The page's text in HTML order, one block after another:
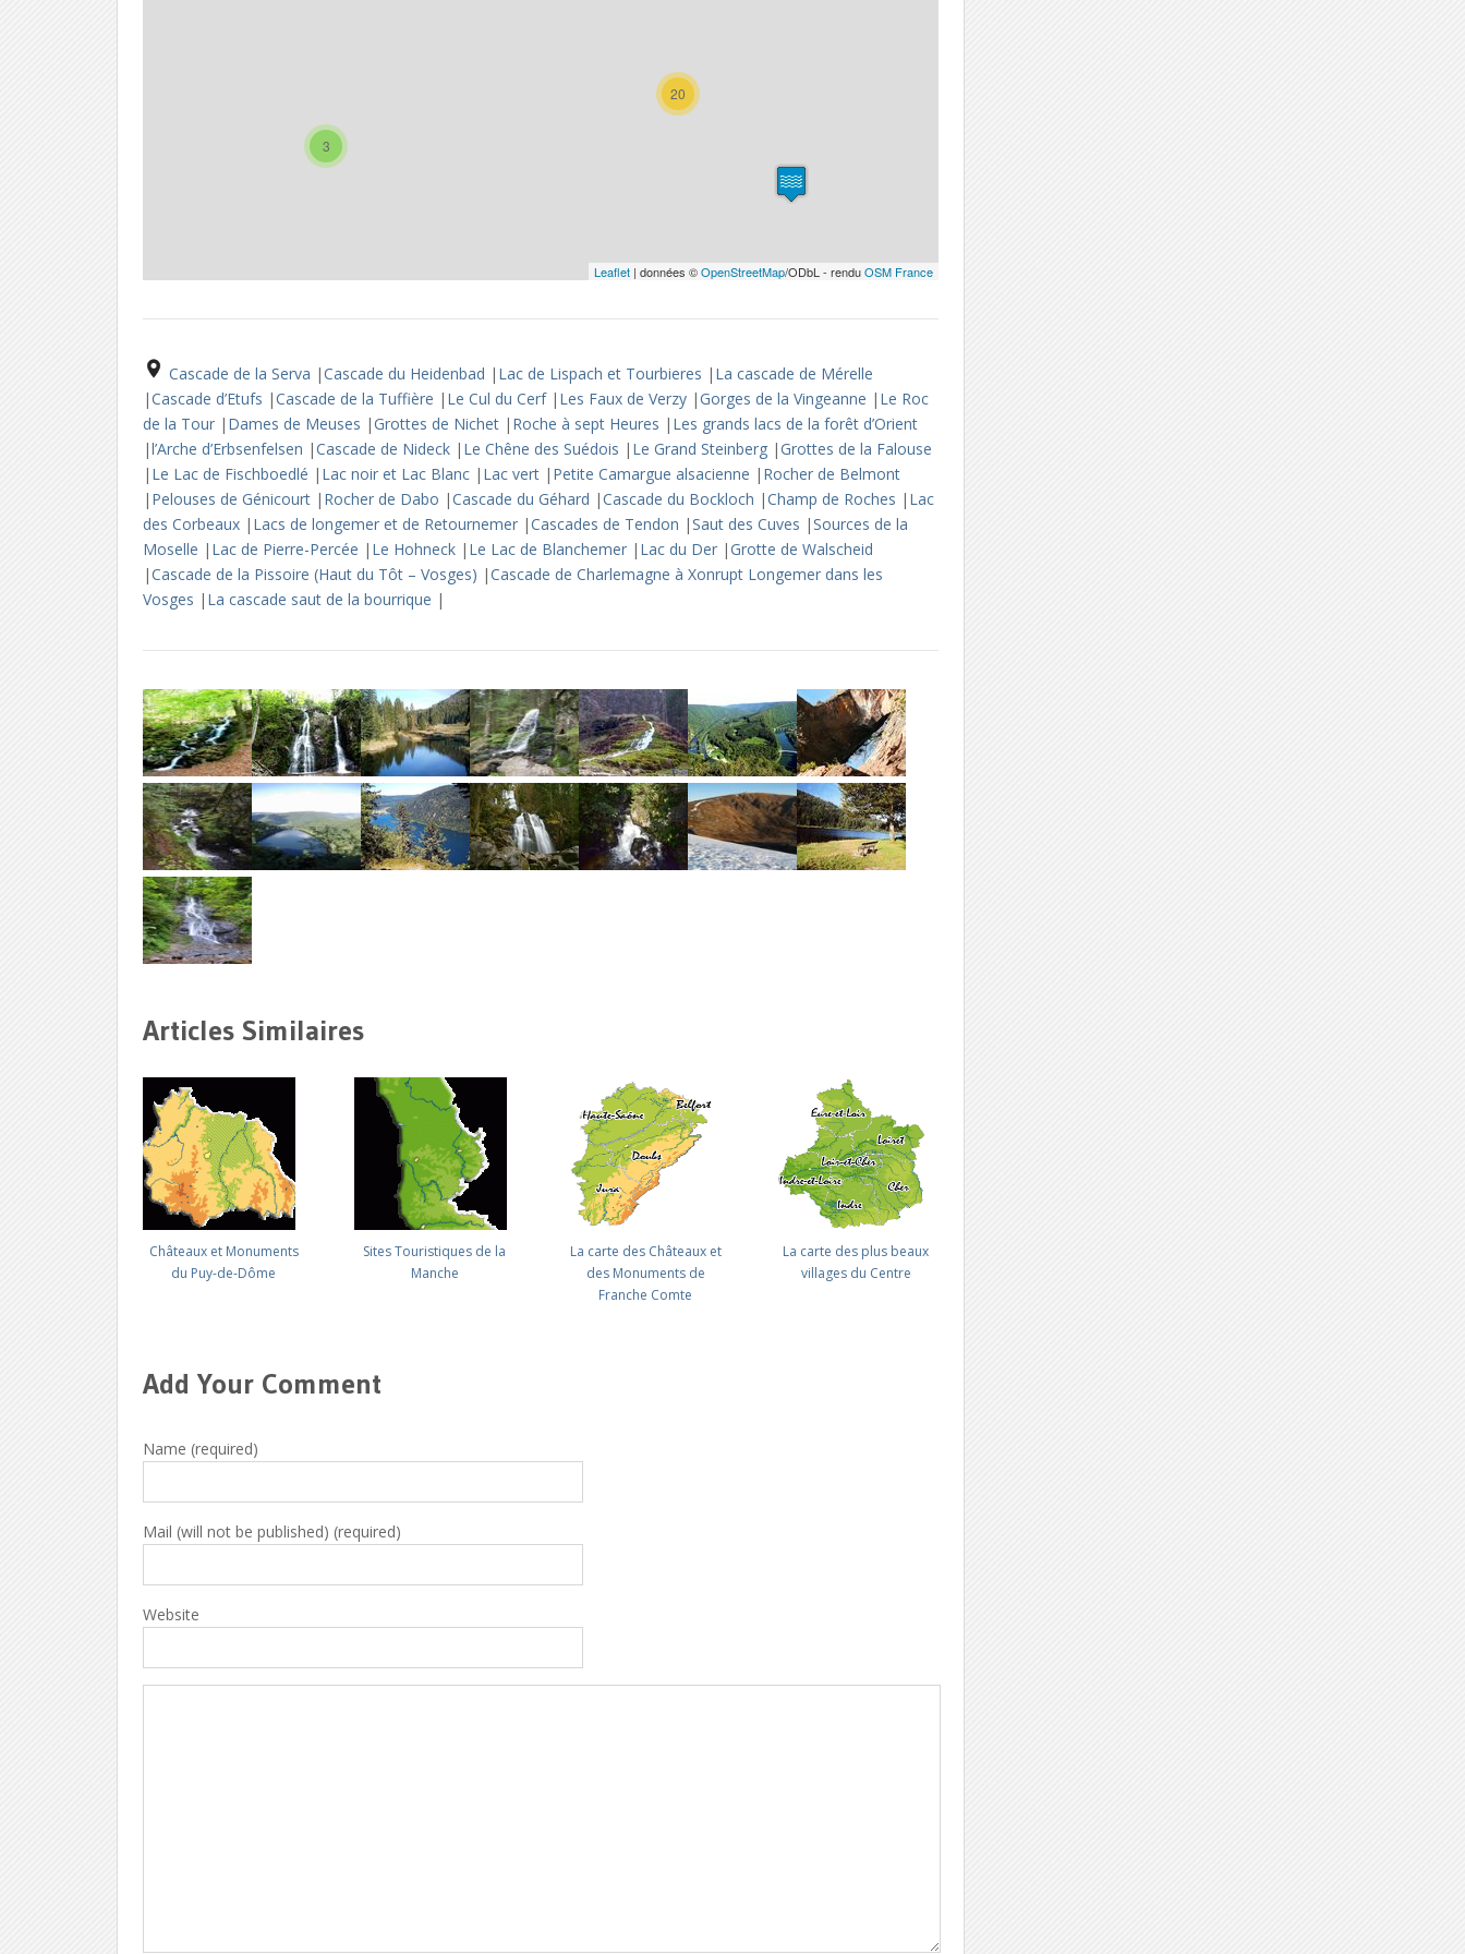
3
20
Leaflet | données ©OpenStreetMap/ODbL - renduOSM France
Cascade de la Serva |Cascade du Heidenbad | Lac de Lispach et Tourbieres | La cascade de Mérelle
|Cascade d’Etufs |Cascade de la Tuffière | Le Cul du Cerf | Les Faux de Verzy |Gorges de la Vingeanne | Le Roc
de la Tour | Dames de Meuses |Grottes de Nichet | Roche à sept Heures | Les grands lacs de la forêt d’Orient
|l’Arche d’Erbsenfelsen |Cascade de Nideck | Le Chêne des Suédois | Le Grand Steinberg |Grottes de la Falouse
| Le Lac de Fischboedlé | Lac noir et Lac Blanc | Lac vert | Petite Camargue alsacienne | Rocher de Belmont
| Pelouses de Génicourt | Rocher de Dabo |Cascade du Géhard |Cascade du Bockloch |Champ de Roches | Lac
des Corbeaux | Lacs de longemer et de Retournemer |Cascades de Tendon |Saut des Cuves |Sources de la
Moselle | Lac de Pierre-Percée | Le Hohneck | Le Lac de Blanchemer | Lac du Der |Grotte de Walscheid
|Cascade de la Pissoire (Haut du Tôt – Vosges) |Cascade de Charlemagne à Xonrupt Longemer dans les
Vosges | La cascade saut de la bourrique |
Articles Similaires
Châteaux et Monuments
du Puy-de-Dôme
Sites Touristiques de la
Manche
La carte des Châteaux et
des Monuments de
Franche Comte
La carte des plus beaux
villages du Centre
Add Your Comment
Name (required)
Mail (will not be published) (required)
Website